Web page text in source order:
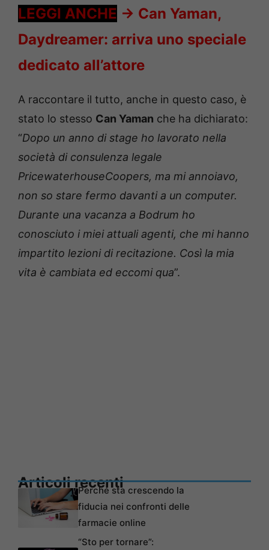
LEGGI ANCHE -> Can Yaman,
Daydreamer: arriva uno speciale
dedicato all’attore
A raccontare il tutto, anche in questo caso, è
stato lo stesso Can Yaman che ha dichiarato:
“Dopo un anno di stage ho lavorato nella
società di consulenza legale
PricewaterhouseCoopers, ma mi annoiavo,
non so stare fermo davanti a un computer.
Durante una vacanza a Bodrum ho
conosciuto i miei attuali agenti, che mi hanno
impartito lezioni di recitazione. Così la mia
vita è cambiata ed eccomi qua”.
Articoli recentiPerché sta crescendo la
fiducia nei confronti delle
farmacie online
“Sto per tornare”: